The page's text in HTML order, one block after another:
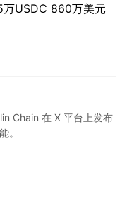
USDC 860万美元
Chain 在 X 平台上发布
。